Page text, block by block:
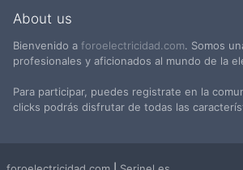
About us
Bienvenido a foroelectricidad.com. Somos
profesionales y aficionados al mundo de la
Para participar, puedes registrate en la
clicks podrás disfrutar de todas las